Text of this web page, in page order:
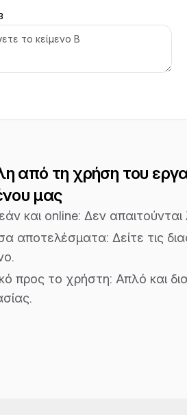
από τη χρήση του
μας
και online: Δεν
αποτελέσματα: Δείτε τις
προς το χρήστη: Απλό και